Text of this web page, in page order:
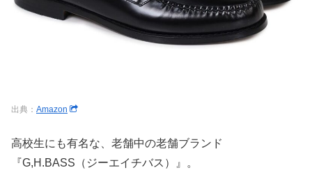
出典： Amazon
高校生にも有名な、老舗中の老舗ブランド
『G,H.BASS（ジーエイチバス）』。